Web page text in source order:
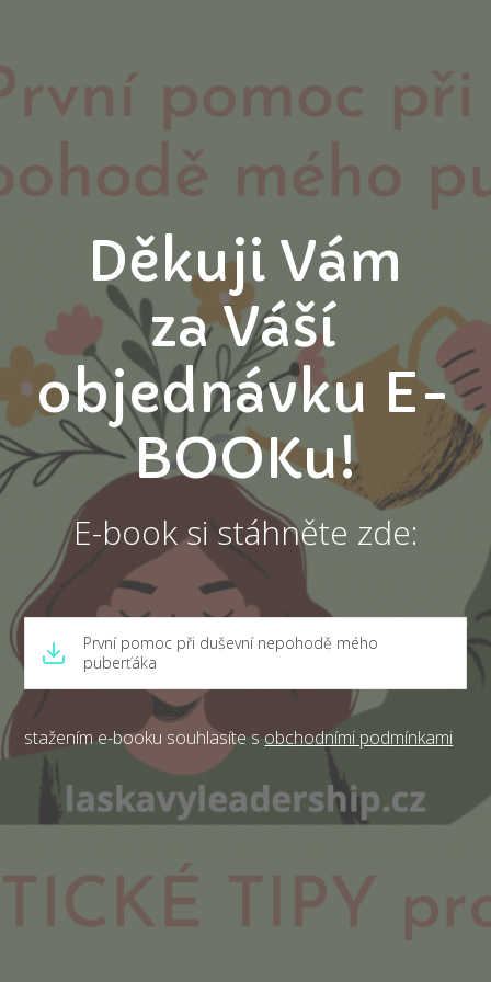
Děkuji Vám
za Váší
objednávku E-
BOOKu!
E-book si stáhněte zde:
První pomoc při duševní nepohodě mého
puberťáka
stažením e-booku souhlasíte s obchodními podmínkami